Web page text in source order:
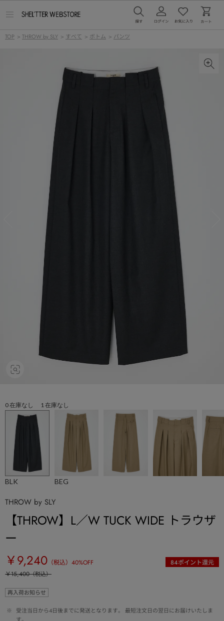
ー
TOP > THROW by SLY > すべて > ボトム > パンツ
0 在庫なし 1 在庫なし
BLK BEG
THROW by SLY
【THROW】L／W TUCK WIDE トラウザ
ー
￥9,240 （税込） 40%OFF 84ポイント還元
￥15,400（税込）
再入荷お知らせ
※
受注当日から4日後までに発送となります。 最短注文日の翌日にお届けいたしま